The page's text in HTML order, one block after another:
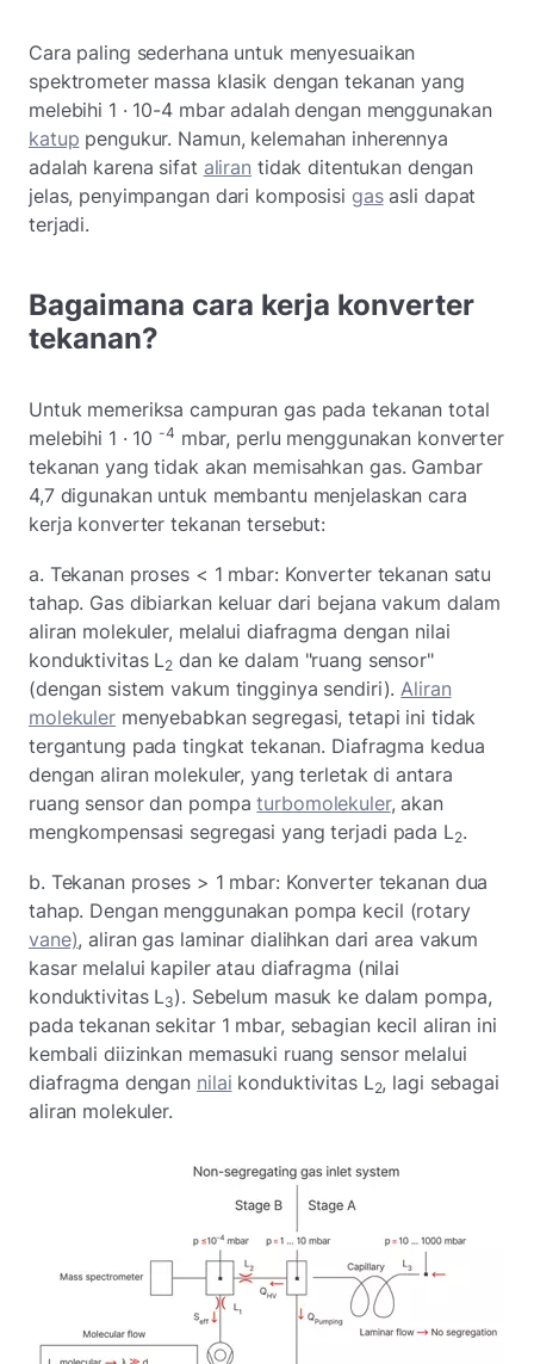
Cara paling sederhana untuk menyesuaikan
spektrometer massa klasik dengan tekanan yang
melebihi 1 · 10-4 mbar adalah dengan menggunakan
katup pengukur. Namun, kelemahan inherennya
adalah karena sifat aliran tidak ditentukan dengan
jelas, penyimpangan dari komposisi gasasli dapat
terjadi.
Bagaimana cara kerja konverter
tekanan?
Untuk memeriksa campuran gas pada tekanan total
melebihi 1 · 10 -4 mbar, perlu menggunakan konverter
tekanan yang tidak akan memisahkan gas. Gambar
4,7 digunakan untuk membantu menjelaskan cara
kerja konverter tekanan tersebut:
a. Tekanan proses < 1 mbar: Konverter tekanan satu
tahap. Gas dibiarkan keluar dari bejana vakum dalam
aliran molekuler, melalui diafragma dengan nilai
konduktivitas L2 dan ke dalam "ruang sensor"
(dengan sistem vakum tingginya sendiri). Aliran
molekulermenyebabkan segregasi, tetapi ini tidak
tergantung pada tingkat tekanan. Diafragma kedua
dengan aliran molekuler, yang terletak di antara
ruang sensor dan pompaturbomolekuler, akan
mengkompensasi segregasi yang terjadi pada L2.
b. Tekanan proses > 1 mbar: Konverter tekanan dua
tahap. Dengan menggunakan pompa kecil (rotary
vane), aliran gas laminar dialihkan dari area vakum
kasar melalui kapiler atau diafragma (nilai
konduktivitas L3). Sebelum masuk ke dalam pompa,
pada tekanan sekitar 1 mbar, sebagian kecil aliran ini
kembali diizinkan memasuki ruang sensor melalui
diafragma dengan nilai konduktivitas L2, lagi sebagai
aliran molekuler.